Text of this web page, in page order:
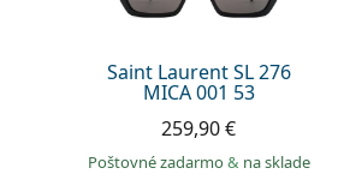
Saint Laurent SL 276
MICA 001 53
259,90 €
Poštovné zadarmo& na sklade